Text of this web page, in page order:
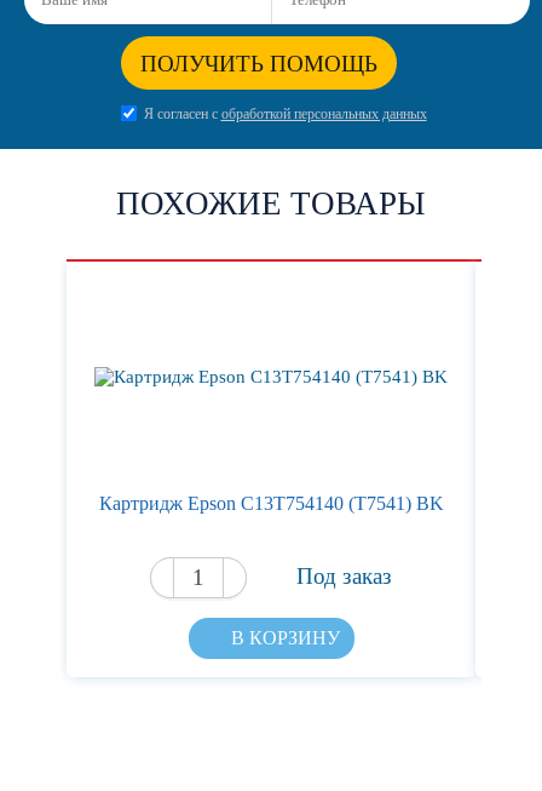
ПОЛУЧИТЬ ПОМОЩЬ
Я согласен с обработкой персональных данных
ПОХОЖИЕ ТОВАРЫ
Картридж Epson C13T754140 (T7541) BK
Под заказ
В КОРЗИНУ